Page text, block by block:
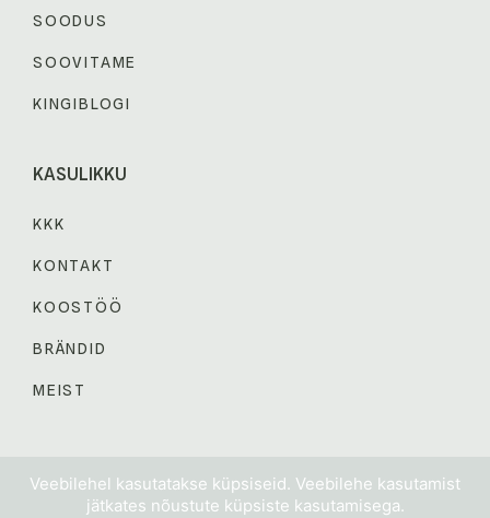
SOODUS
SOOVITAME
KINGIBLOGI
KASULIKKU
KKK
KONTAKT
KOOSTÖÖ
BRÄNDID
MEIST
Veebilehel kasutatakse küpsiseid. Veebilehe kasutamist
jätkates nõustute küpsiste kasutamisega.